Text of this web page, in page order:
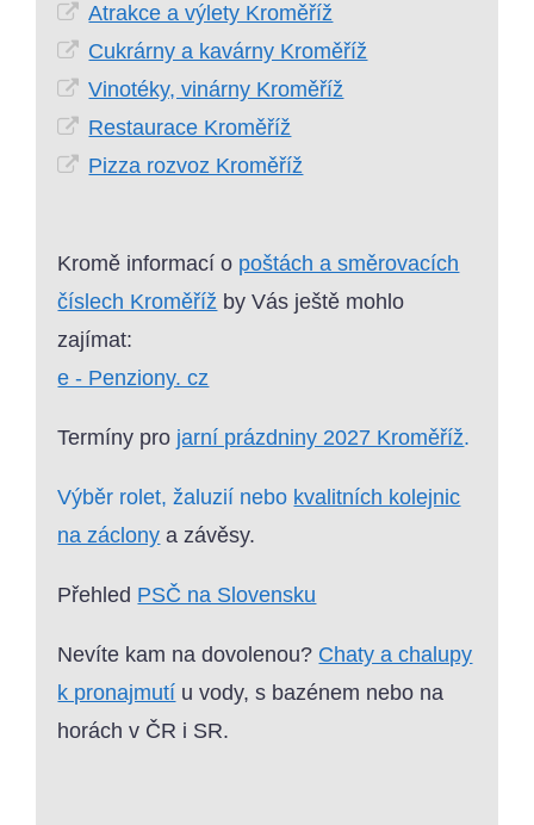
Atrakce a výlety Kroměříž
Cukrárny a kavárny Kroměříž
Vinotéky, vinárny Kroměříž
Restaurace Kroměříž
Pizza rozvoz Kroměříž
Kromě informací o poštách a směrovacích
číslech Kroměříž by Vás ještě mohlo
zajímat:
e - Penziony. cz
Termíny pro jarní prázdniny 2027 Kroměříž.
Výběr rolet, žaluzií nebo kvalitních kolejnic
na záclony a závěsy.
Přehled PSČ na Slovensku
Nevíte kam na dovolenou? Chaty a chalupy
k pronajmutí u vody, s bazénem nebo na
horách v ČR i SR.